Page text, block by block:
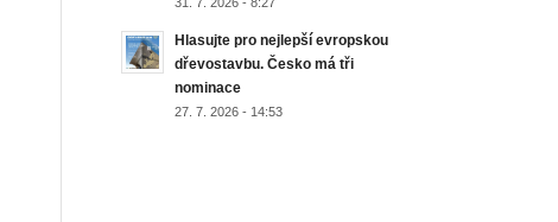
Hlasujte pro nejlepší evropskou
dřevostavbu. Česko má tři
nominace
27. 7. 2026 - 14:53